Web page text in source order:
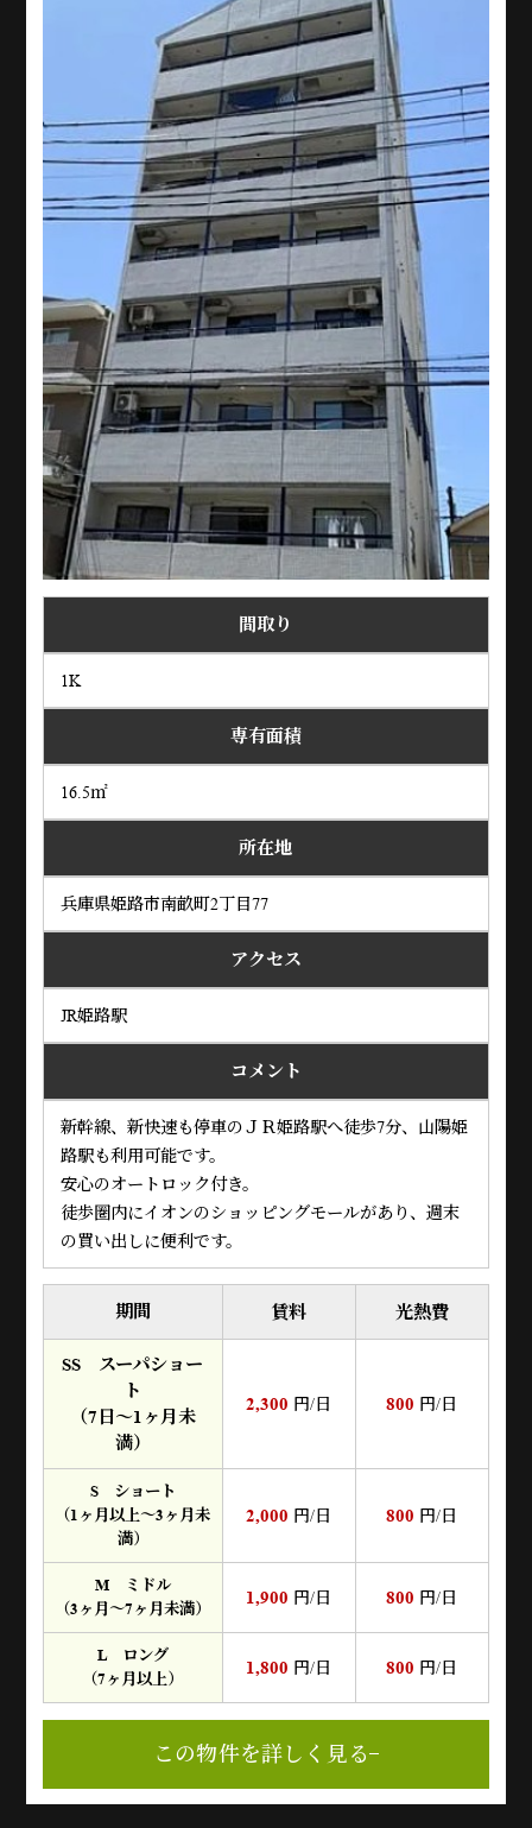
間取り
1K
専有面積
16.5㎡
所在地
兵庫県姫路市南畝町2丁目77
アクセス
JR姫路駅
コメント
新幹線、新快速も停車のＪＲ姫路駅へ徒歩7分、山陽姫
路駅も利用可能です。
安心のオートロック付き。
徒歩圏内にイオンのショッピングモールがあり、週末
の買い出しに便利です。
期間 賃料 光熱費
SS スーパショー
ト
（7日～1ヶ月未
満）
2,300 円/日 800 円/日
S ショート
（1ヶ月以上～3ヶ月未
満）
2,000 円/日 800 円/日
M ミドル
（3ヶ月～7ヶ月未満）
1,900 円/日 800 円/日
L ロング
（7ヶ月以上）
1,800 円/日 800 円/日
この物件を詳しく見る